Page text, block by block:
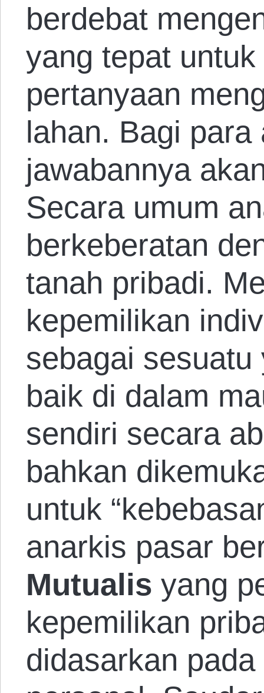
berdebat
yang tepat
pertanyaan
lahan. Bagi para
jawabannya
Secara umum
berkeberatan
tanah pribadi.
kepemilikan
sebagai
baik di dalam
sendiri secara
bahkan
untuk
anarkis pasar
Mutualis yang
kepemilikan
didasarkan